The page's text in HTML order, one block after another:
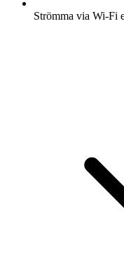
Strömma via Wi-Fi